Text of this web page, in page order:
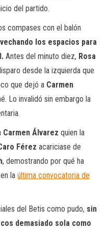
del partido.
compases con el balón
los espacios para
Antes del minuto diez, Rosa
desde la izquierda que
que dejó a Carmen
Lo invalidó sin embargo la
Carmen Álvarez quien la
Férez acariciase de
, demostrando por qué ha
la última convocatoria de
del Betis como pudo, sin
demasiado sola como